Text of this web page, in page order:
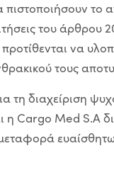
το
του άρθρου
να
τους
τη διαχείριση
Cargo Med S.A